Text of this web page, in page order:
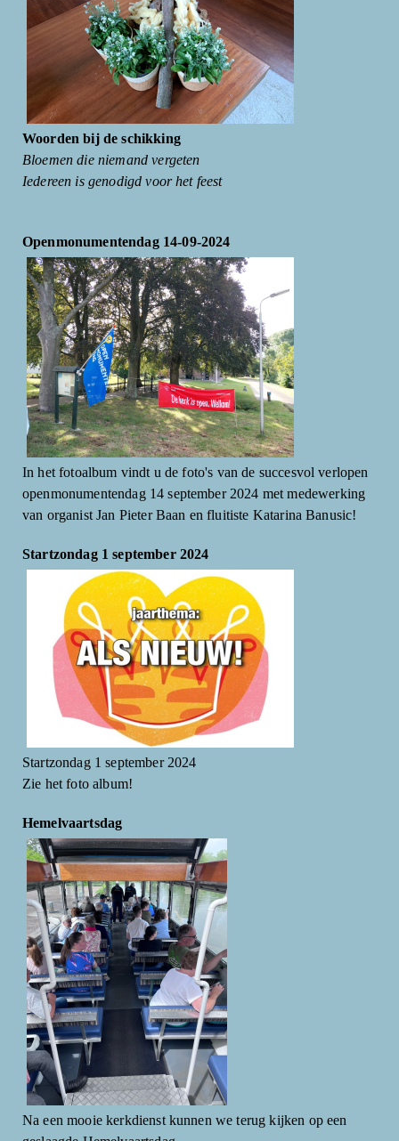
Woorden bij de schikking
Bloemen die niemand vergeten
Iedereen is genodigd voor het feest
Openmonumentendag 14-09-2024
In het fotoalbum vindt u de foto's van de succesvol verlopen
openmonumentendag 14 september 2024 met medewerking
van organist Jan Pieter Baan en fluitiste Katarina Banusic!
Startzondag 1 september 2024
Startzondag 1 september 2024
Zie het foto album!
Hemelvaartsdag
Na een mooie kerkdienst kunnen we terug kijken op een